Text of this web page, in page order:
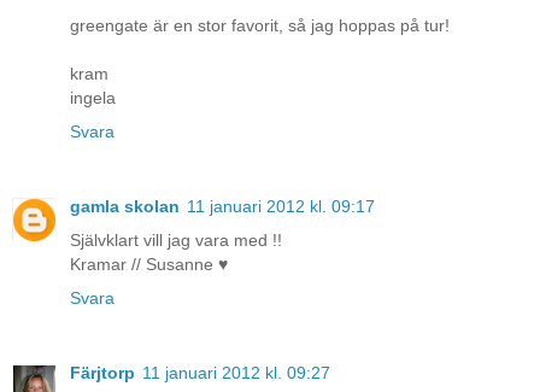
greengate är en stor favorit, så jag hoppas på tur!
kram
ingela
Svara
gamla skolan 11 januari 2012 kl. 09:17
Självklart vill jag vara med !!
Kramar // Susanne ♥
Svara
Färjtorp 11 januari 2012 kl. 09:27